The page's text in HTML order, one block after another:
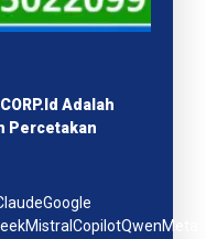
Adalah
Percetakan